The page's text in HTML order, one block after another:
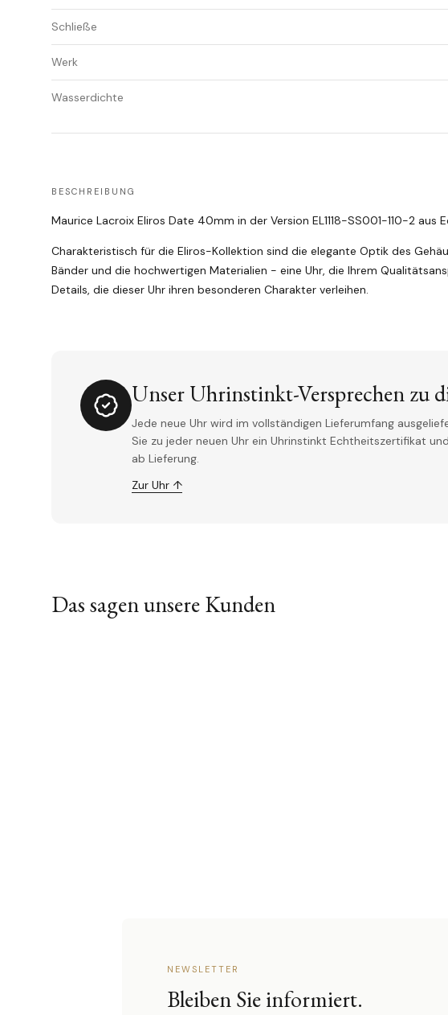
Schließe
Werk
Wasserdichte
BESCHREIBUNG
Maurice Lacroix Eliros Date 40mm in der Version EL1118-SS001-110-2 aus
Charakteristisch für die Eliros-Kollektion sind die elegante Optik des
Bänder und die hochwertigen Materialien - eine Uhr, die Ihrem
Details, die dieser Uhr ihren besonderen Charakter verleihen.
Unser Uhrinstinkt-Versprechen zu
Jede neue Uhr wird im vollständigen Lieferumfang
Sie zu jeder neuen Uhr ein Uhrinstinkt Echtheitszertifikat
ab Lieferung.
Zur Uhr ↑
Das sagen unsere Kunden
NEWSLETTER
Bleiben Sie informiert.